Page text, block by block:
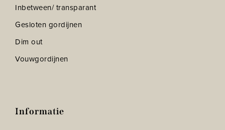
Inbetween/ transparant
Gesloten gordijnen
Dim out
Vouwgordijnen
Informatie